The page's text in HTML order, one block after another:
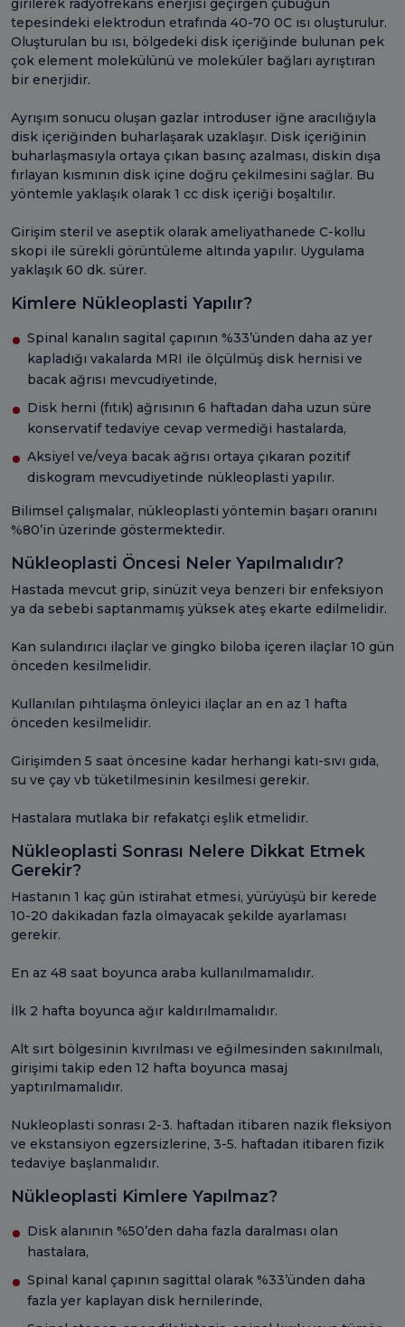
girilerek radyofrekans enerjisi geçirgen çubuğun
tepesindeki elektrodun etrafında 40-70 0C ısı oluşturulur.
Oluşturulan bu ısı, bölgedeki disk içeriğinde bulunan pek
çok element molekülünü ve moleküler bağları ayrıştıran
bir enerjidir.
Ayrışım sonucu oluşan gazlar introduser iğne aracılığıyla
disk içeriğinden buharlaşarak uzaklaşır. Disk içeriğinin
buharlaşmasıyla ortaya çıkan basınç azalması, diskin dışa
fırlayan kısmının disk içine doğru çekilmesini sağlar. Bu
yöntemle yaklaşık olarak 1 cc disk içeriği boşaltılır.
Girişim steril ve aseptik olarak ameliyathanede C-kollu
skopi ile sürekli görüntüleme altında yapılır. Uygulama
yaklaşık 60 dk. sürer.
Kimlere Nükleoplasti Yapılır?
Spinal kanalın sagital çapının %33’ünden daha az yer
kapladığı vakalarda MRI ile ölçülmüş disk hernisi ve
bacak ağrısı mevcudiyetinde,
Disk herni (fıtık) ağrısının 6 haftadan daha uzun süre
konservatif tedaviye cevap vermediği hastalarda,
Aksiyel ve/veya bacak ağrısı ortaya çıkaran pozitif
diskogram mevcudiyetinde nükleoplasti yapılır.
Bilimsel çalışmalar, nükleoplasti yöntemin başarı oranını
%80’in üzerinde göstermektedir.
Nükleoplasti Öncesi Neler Yapılmalıdır?
Hastada mevcut grip, sinüzit veya benzeri bir enfeksiyon
ya da sebebi saptanmamış yüksek ateş ekarte edilmelidir.
Kan sulandırıcı ilaçlar ve gingko biloba içeren ilaçlar 10 gün
önceden kesilmelidir.
Kullanılan pıhtılaşma önleyici ilaçlar an en az 1 hafta
önceden kesilmelidir.
Girişimden 5 saat öncesine kadar herhangi katı-sıvı gıda,
su ve çay vb tüketilmesinin kesilmesi gerekir.
Hastalara mutlaka bir refakatçi eşlik etmelidir.
Nükleoplasti Sonrası Nelere Dikkat Etmek
Gerekir?
Hastanın 1 kaç gün istirahat etmesi, yürüyüşü bir kerede
10-20 dakikadan fazla olmayacak şekilde ayarlaması
gerekir.
En az 48 saat boyunca araba kullanılmamalıdır.
İlk 2 hafta boyunca ağır kaldırılmamalıdır.
Alt sırt bölgesinin kıvrılması ve eğilmesinden sakınılmalı,
girişimi takip eden 12 hafta boyunca masaj
yaptırılmamalıdır.
Nukleoplasti sonrası 2-3. haftadan itibaren nazik fleksiyon
ve ekstansiyon egzersizlerine, 3-5. haftadan itibaren fizik
tedaviye başlanmalıdır.
Nükleoplasti Kimlere Yapılmaz?
Disk alanının %50’den daha fazla daralması olan
hastalara,
Spinal kanal çapının sagittal olarak %33’ünden daha
fazla yer kaplayan disk hernilerinde,